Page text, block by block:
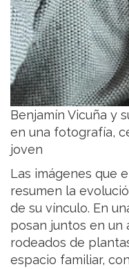
Benjamín Vicuña y
en una fotografía,
joven
Las imágenes que
resumen la
de su vínculo. En
posan juntos en un
rodeados de
espacio familiar,